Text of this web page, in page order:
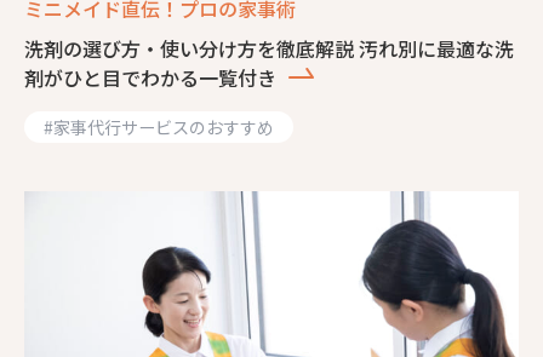
ミニメイド直伝！プロの家事術
洗剤の選び方・使い分け方を徹底解説 汚れ別に最適な洗
剤がひと目でわかる一覧付き
#家事代行サービスのおすすめ